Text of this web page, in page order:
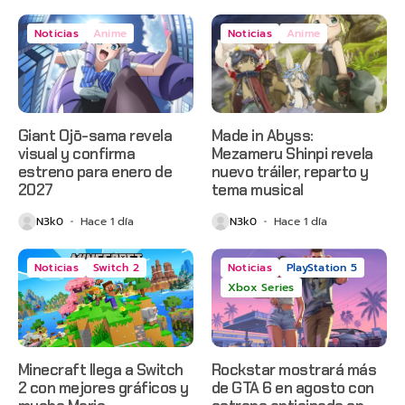
Noticias Anime
Giant Ojō-sama revela
visual y confirma
estreno para enero de
2027
N3k0 Hace 1 día
Noticias Anime
Made in Abyss:
Mezameru Shinpi revela
nuevo tráiler, reparto y
tema musical
N3k0 Hace 1 día
Noticias Switch 2
Minecraft llega a Switch
2 con mejores gráficos y
Noticias
PlayStation 5
Xbox Series
Rockstar mostrará más
de GTA 6 en agosto con